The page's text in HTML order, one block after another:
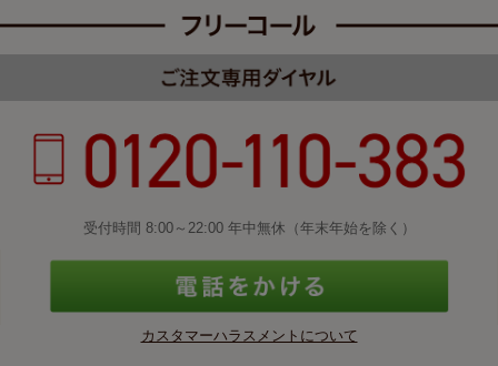
受付時間 8:00～22:00 年中無休（年末年始を除く）
カスタマーハラスメントについて